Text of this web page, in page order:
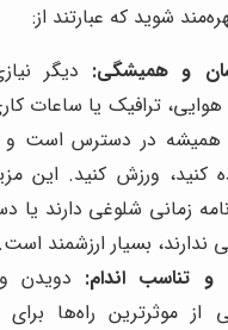
شوید که عبارتند از:
و همیشگی: دیگر
ترافیک یا ساعات
همیشه در دسترس است و
کنید، ورزش کنید. این
زمانی شلوغی دارند یا
ندارند، بسیار ارزشمند است.
تناسب اندام: دویدن
از موثرترین راه‌ها برای